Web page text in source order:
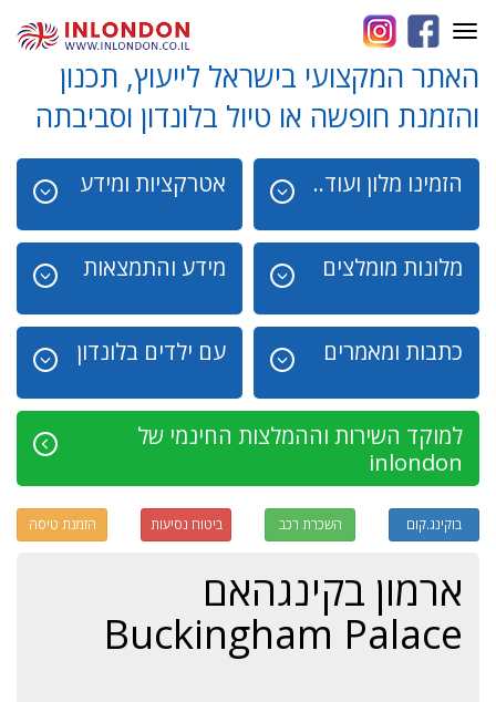
Toggle
navigation
האתר המקצועי בישראל לייעוץ, תכנון
והזמנת חופשה או טיול בלונדון וסביבתה
הזמינו מלון ועוד.. אטרקציות ומידע
מלונות מומלצים מידע והתמצאות
כתבות ומאמרים עם ילדים בלונדון
למוקד השירות וההמלצות החינמי של
inlondon
בוקינג.קום השכרת רכב ביטוח נסיעות הזמנת טיסה
ארמון בקינגהאם
Buckingham Palace